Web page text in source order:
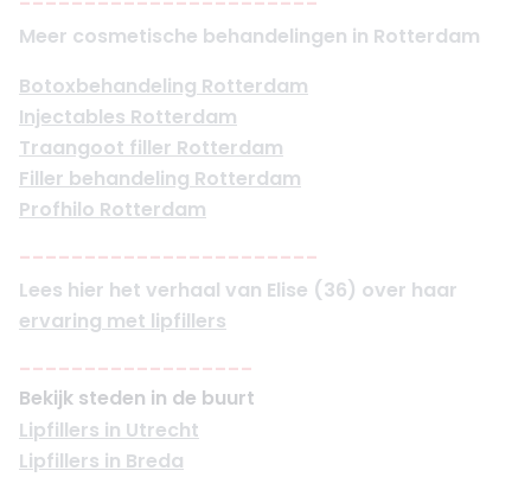
Meer cosmetische behandelingen in Rotterdam
Botoxbehandeling Rotterdam
Injectables Rotterdam
Traangoot filler Rotterdam
Filler behandeling Rotterdam
Profhilo Rotterdam
-----------------------
Lees hier het verhaal van Elise (36) over haar
ervaring met lipfillers
------------------
Bekijk steden in de buurt
Lipfillers in Utrecht
Lipfillers in Breda